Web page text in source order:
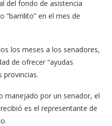
del fondo de asistencia
“barrilito” en el mes de
los meses a los se­nadores,
de ofrecer “ayudas
provincias.
manejado por un senador, el
es el representante de